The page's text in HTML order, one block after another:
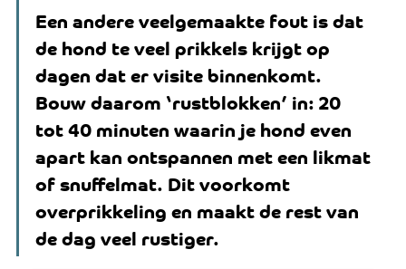
Een andere veelgemaakte fout is dat
de hond te veel prikkels krijgt op
dagen dat er visite binnenkomt.
Bouw daarom ‘rustblokken’ in: 20
tot 40 minuten waarin je hond even
apart kan ontspannen met een likmat
of snuffelmat. Dit voorkomt
overprikkeling en maakt de rest van
de dag veel rustiger.